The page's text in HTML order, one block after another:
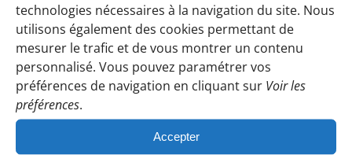
technologies nécessaires à la navigation du site. Nous
utilisons également des cookies permettant de
mesurer le trafic et de vous montrer un contenu
personnalisé. Vous pouvez paramétrer vos
préférences de navigation en cliquant sur Voir les
préférences.
Accepter
vous répondre en vous précisant le lieu de rendez-vous
et autres détails.
PARTICIPER EN TANT QU’INVITÉE